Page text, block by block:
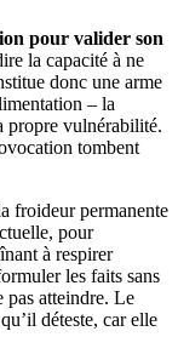
pour valider son
la capacité à ne
donc une arme
– la
propre vulnérabilité.
tombent
froideur permanente
pour
à respirer
les faits sans
pas atteindre. Le
déteste, car elle